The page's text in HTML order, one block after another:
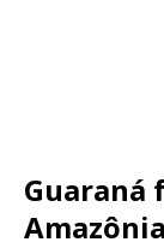
Guaraná
Amazônia